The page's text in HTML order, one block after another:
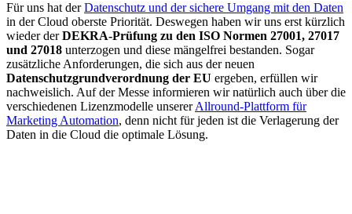
Für uns hat derDatenschutz und der sichere Umgang mit den Daten
in der Cloud oberste Priorität. Deswegen haben wir uns erst kürzlich
wieder derDEKRA-Prüfung zu den ISO Normen 27001, 27017
und 27018 unterzogen und diese mängelfrei bestanden. Sogar
zusätzliche Anforderungen, die sich aus der neuen
Datenschutzgrundverordnung der EU ergeben, erfüllen wir
nachweislich. Auf der Messe informieren wir natürlich auch über die
verschiedenen Lizenzmodelle unsererAllround-Plattform für
Marketing Automation, denn nicht für jeden ist die Verlagerung der
Daten in die Cloud die optimale Lösung.